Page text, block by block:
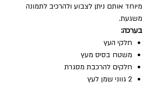
מיוחד אותם ניתן לצבוע ולהרכיב לתמונה
משגעת.
בערכה:
חלקי העץ
משטח בסיס מעץ
חלקים להרכבת מסגרת
2 גווני שמן לעץ